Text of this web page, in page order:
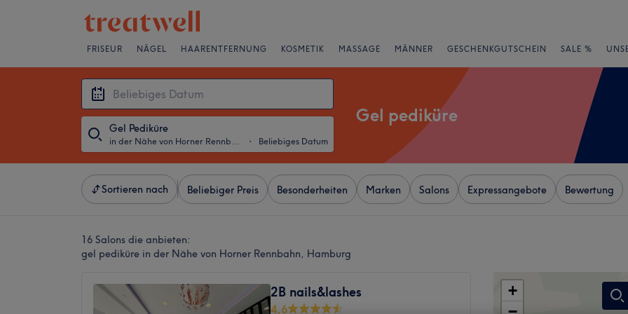
FRISEUR NÄGEL HAARENTFERNUNG KOSMETIK MASSAGE MÄNNER GESCHENKGUTSCHEIN SALE %
Gel Pediküre
in der Nähe von Horner Rennbahn, Hamburg ・ Beliebiges Datum
Gel pediküre
Sortieren nach Beliebiger Preis Besonderheiten Marken Salons Expressangebote Bewertung
16 Salons die anbieten:
gel pediküre in der Nähe von Horner Rennbahn, Hamburg
2B nails&lashes
4,6
+